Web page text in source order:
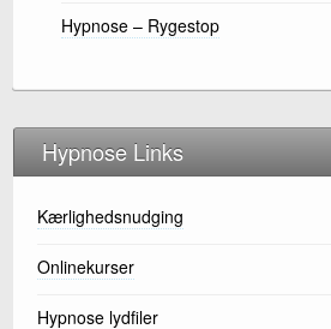
Hypnose – Rygestop
Hypnose Links
Kærlighedsnudging
Onlinekurser
Hypnose lydfiler